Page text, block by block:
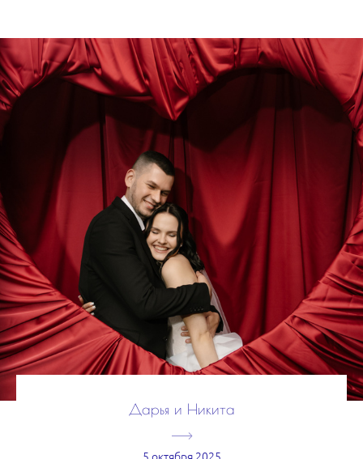
Дарья и Никита
5 октября 2025